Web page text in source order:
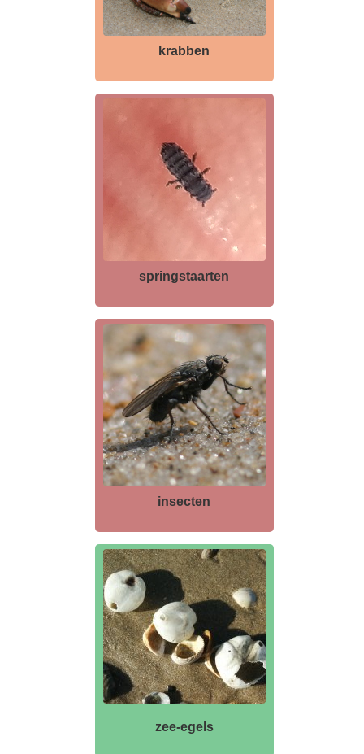
krabben
springstaarten
insecten
zee-egels